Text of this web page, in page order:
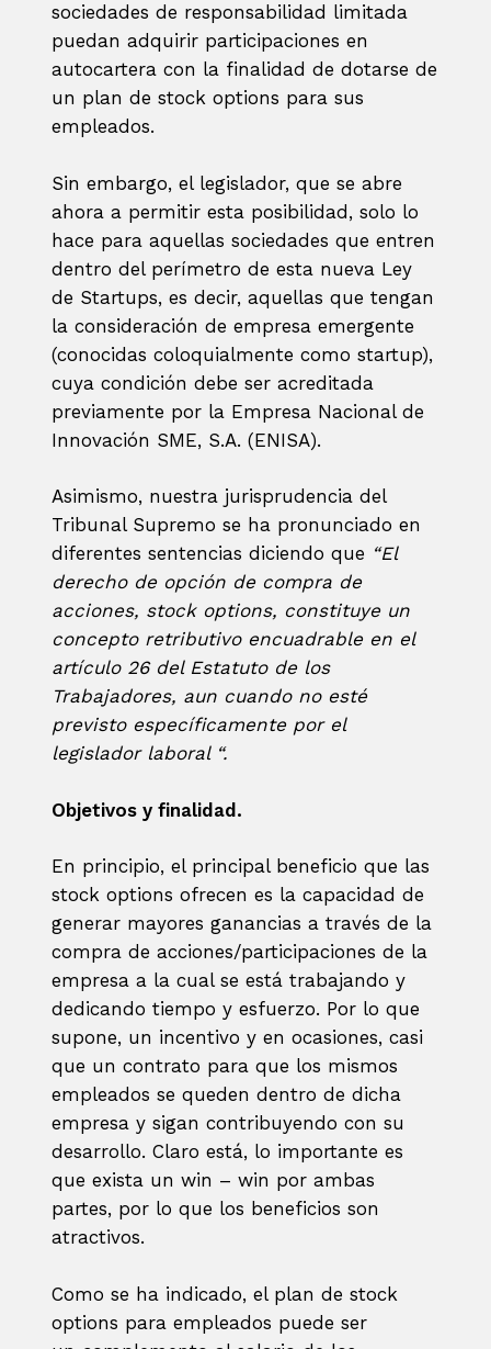
sociedades de responsabilidad limitada
puedan adquirir participaciones en
autocartera con la finalidad de dotarse de
un plan de stock options para sus
empleados.
Sin embargo, el legislador, que se abre
ahora a permitir esta posibilidad, solo lo
hace para aquellas sociedades que entren
dentro del perímetro de esta nueva Ley
de Startups, es decir, aquellas que tengan
la consideración de empresa emergente
(conocidas coloquialmente como startup),
cuya condición debe ser acreditada
previamente por la Empresa Nacional de
Innovación SME, S.A. (ENISA).
Asimismo, nuestra jurisprudencia del
Tribunal Supremo se ha pronunciado en
diferentes sentencias diciendo que “El
derecho de opción de compra de
acciones, stock options, constituye un
concepto retributivo encuadrable en el
artículo 26 del Estatuto de los
Trabajadores, aun cuando no esté
previsto específicamente por el
legislador laboral “.
Objetivos y finalidad.
En principio, el principal beneficio que las
stock options ofrecen es la capacidad de
generar mayores ganancias a través de la
compra de acciones/participaciones de la
empresa a la cual se está trabajando y
dedicando tiempo y esfuerzo. Por lo que
supone, un incentivo y en ocasiones, casi
que un contrato para que los mismos
empleados se queden dentro de dicha
empresa y sigan contribuyendo con su
desarrollo. Claro está, lo importante es
que exista un win – win por ambas
partes, por lo que los beneficios son
atractivos.
Como se ha indicado, el plan de stock
options para empleados puede ser